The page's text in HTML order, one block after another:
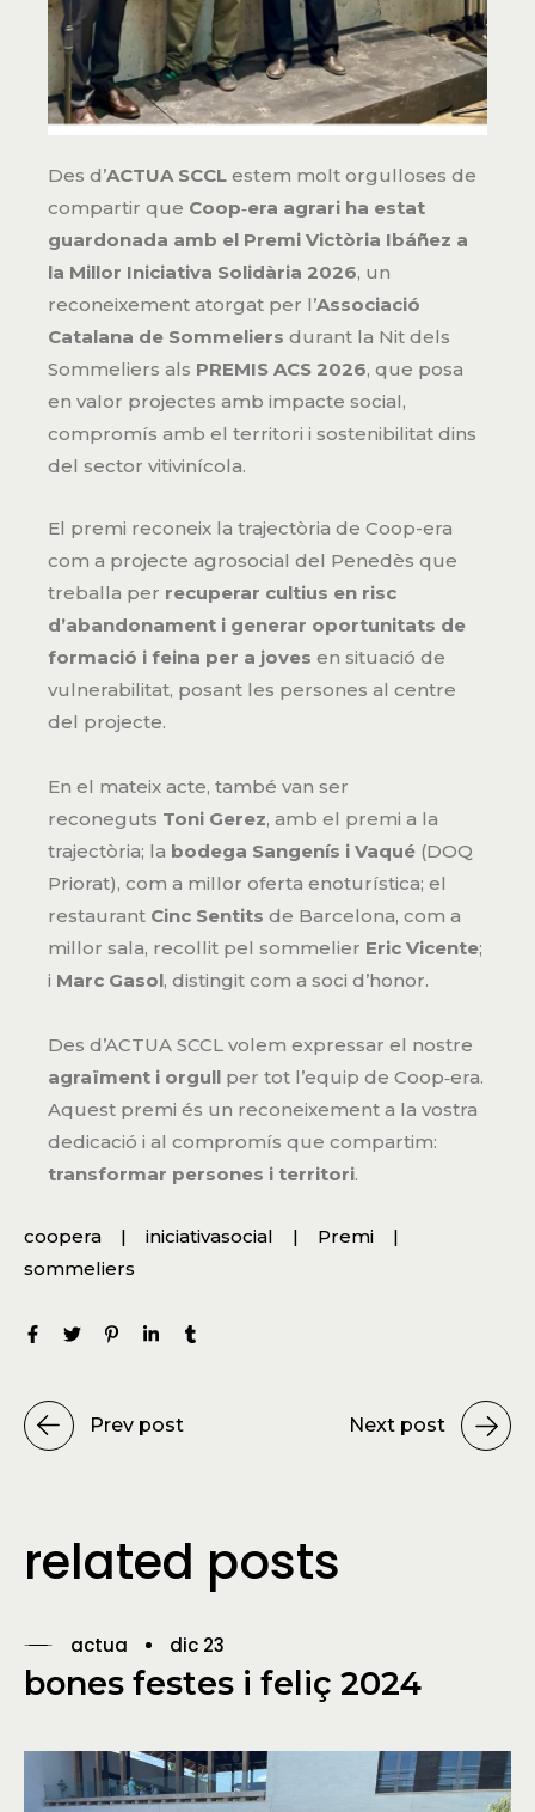
Des d’ACTUA SCCL estem molt orgulloses de
compartir que Coop‑era agrari ha estat
guardonada amb el Premi Victòria Ibáñez a
la Millor Iniciativa Solidària 2026, un
reconeixement atorgat per l’Associació
Catalana de Sommeliers durant la Nit dels
Sommeliers als PREMIS ACS 2026, que posa
en valor projectes amb impacte social,
compromís amb el territori i sostenibilitat dins
del sector vitivinícola.
El premi reconeix la trajectòria de Coop-era
com a projecte agrosocial del Penedès que
treballa per recuperar cultius en risc
d’abandonament i generar oportunitats de
formació i feina per a joves en situació de
vulnerabilitat, posant les persones al centre
del projecte.
En el mateix acte, també van ser
reconeguts Toni Gerez, amb el premi a la
trajectòria; la bodega Sangenís i Vaqué (DOQ
Priorat), com a millor oferta enoturística; el
restaurant Cinc Sentits de Barcelona, com a
millor sala, recollit pel sommelier Eric Vicente;
i Marc Gasol, distingit com a soci d’honor.
Des d’ACTUA SCCL volem expressar el nostre
agraïment i orgull per tot l’equip de Coop‑era.
Aquest premi és un reconeixement a la vostra
dedicació i al compromís que compartim:
transformar persones i territori.
coopera iniciativasocial
Premi
sommeliers
Prev post Next post
related posts
actua dic 23
bones festes i feliç 2024